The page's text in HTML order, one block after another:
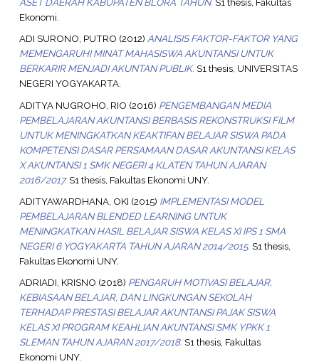
Ekonomi.
ADI SURONO, PUTRO (2012) ANALISIS FAKTOR-FAKTOR YANG
MEMENGARUHI MINAT MAHASISWA AKUNTANSI UNTUK
BERKARIR MENJADI AKUNTAN PUBLIK. S1 thesis, UNIVERSITAS
NEGERI YOGYAKARTA.
ADITYA NUGROHO, RIO (2016) PENGEMBANGAN MEDIA
PEMBELAJARAN AKUNTANSI BERBASIS REKONSTRUKSI FILM
UNTUK MENINGKATKAN KEAKTIFAN BELAJAR SISWA PADA
KOMPETENSI DASAR PERSAMAAN DASAR AKUNTANSI KELAS
X AKUNTANSI 1 SMK NEGERI 4 KLATEN TAHUN AJARAN
2016/2017.S1 thesis, Fakultas Ekonomi UNY.
ADITYAWARDHANA, OKI (2015) IMPLEMENTASI MODEL
PEMBELAJARAN BLENDED LEARNING UNTUK
MENINGKATKAN HASIL BELAJAR SISWA KELAS XI IPS 1 SMA
NEGERI 6 YOGYAKARTA TAHUN AJARAN 2014/2015. S1 thesis,
Fakultas Ekonomi UNY.
ADRIADI, KRISNO (2018) PENGARUH MOTIVASI BELAJAR,
KEBIASAAN BELAJAR, DAN LINGKUNGAN SEKOLAH
TERHADAP PRESTASI BELAJAR AKUNTANSI PAJAK SISWA
KELAS XI PROGRAM KEAHLIAN AKUNTANSI SMK YPKK 1
SLEMAN TAHUN AJARAN 2017/2018. S1 thesis, Fakultas
Ekonomi UNY.